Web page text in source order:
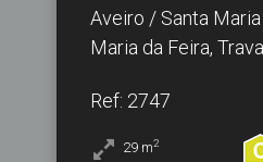
Aveiro / Santa
Maria da Feira,
Ref: 2747
29 m2